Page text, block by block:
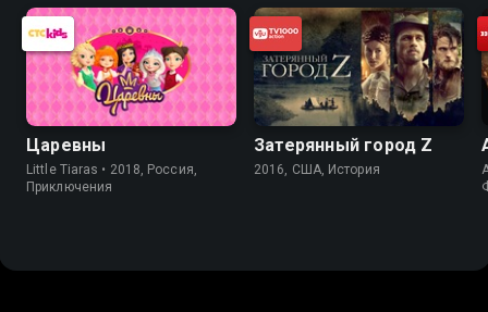
Царевны
Little Tiaras • 2018, Россия,
Приключения
Затерянный город Z
2016, США, История